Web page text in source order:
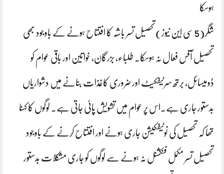
ہوسکا
شگر(5 سی این نیوز)تحصیل تسر باشہ کا افتتاح ہونے کے باوجود بھی
تحصیل آفس فعال نہ ہوسکا۔ طلباء، بزرگان، خواتین اور باقی عوام کو
ڈومیسائل، برتھ سرٹیفکیٹ اور ضروری کاغذات بنانے میں دشواریاں
بدستور جاری ہے۔اس پر عوام میں تشویش پائی جاتی ہے۔ لوگوں کا کہنا
تھا کہ تحصیل کی نوٹیفکیشن جاری ہونے اور افتتاح کرنے کے باوجود
تحصیل تسر مکمل فنکشنل نہ ہونے سے لوگوں کو جاری مشکلات بدستور